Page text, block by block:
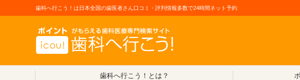
歯科へ行こう！は日本全国の歯医者さん口コミ・評判情報多数で24時間ネット予約
歯科へ行こう！とは？